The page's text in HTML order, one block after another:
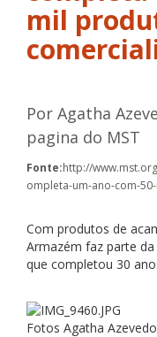
mil
Por Agatha
pagina do MST
Fonte:http://
ompleta-um-ano-com-
Com produtos de
Armazém faz parte
que completou 30
Fotos Agatha Azevedo